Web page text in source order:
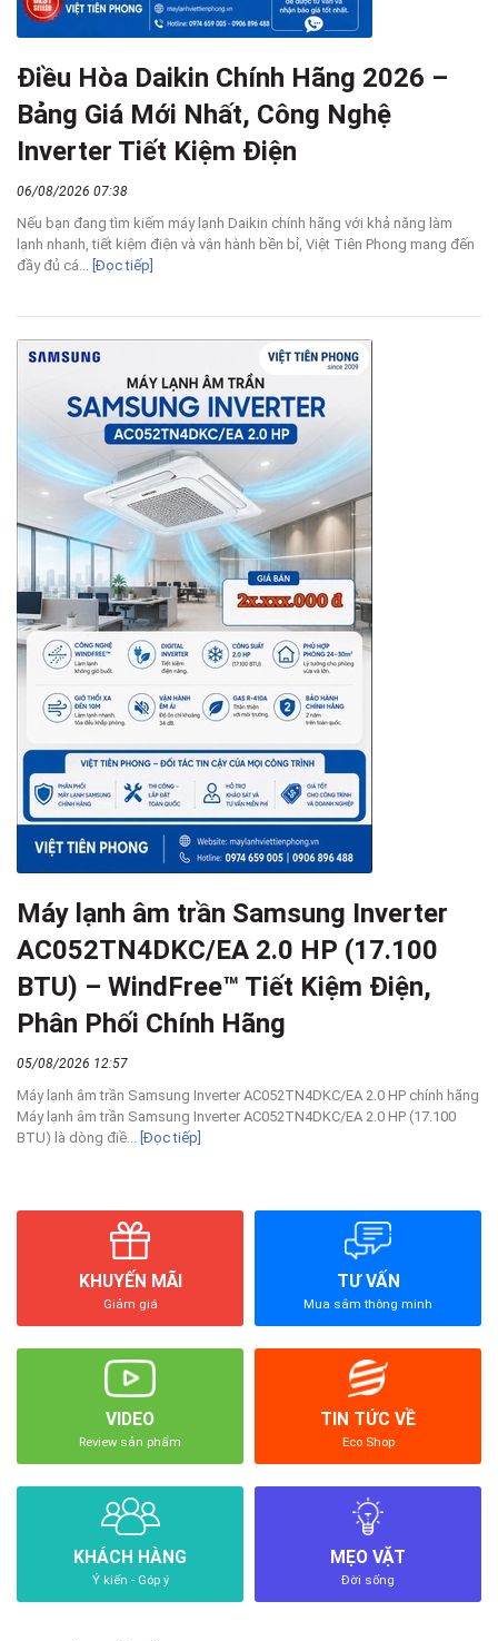
Điều Hòa Daikin Chính Hãng 2026 –
Bảng Giá Mới Nhất, Công Nghệ
Inverter Tiết Kiệm Điện
06/08/2026 07:38
Nếu bạn đang tìm kiếm máy lạnh Daikin chính hãng với khả năng làm
lạnh nhanh, tiết kiệm điện và vận hành bền bỉ, Việt Tiên Phong mang đến
đầy đủ cá...
[Đọc tiếp]
Máy lạnh âm trần Samsung Inverter
AC052TN4DKC/EA 2.0 HP (17.100
BTU) – WindFree™ Tiết Kiệm Điện,
Phân Phối Chính Hãng
05/08/2026 12:57
Máy lạnh âm trần Samsung Inverter AC052TN4DKC/EA 2.0 HP chính hãng
Máy lạnh âm trần Samsung Inverter AC052TN4DKC/EA 2.0 HP (17.100
BTU) là dòng điề...
[Đọc tiếp]
KHUYẾN MÃI
Giảm giá
TƯ VẤN
Mua sắm thông minh
VIDEO
Review sản phẩm
TIN TỨC VỀ
Eco Shop
KHÁCH HÀNG
Ý kiến - Góp ý
MẸO VẶT
Đời sống